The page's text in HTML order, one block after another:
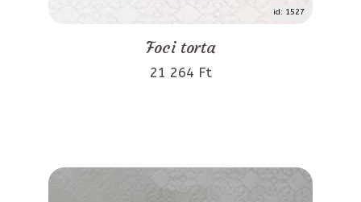
id: 1527
Foci torta
21 264 Ft